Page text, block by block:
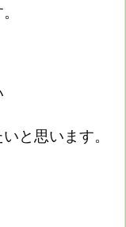
と思います。